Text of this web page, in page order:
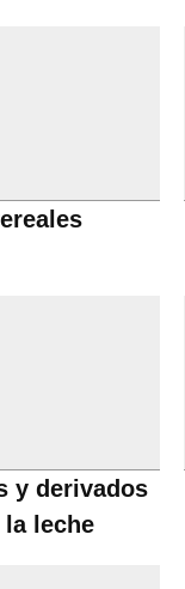
y derivados
la leche